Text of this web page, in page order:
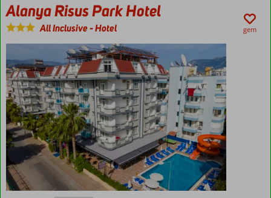
Alanya Risus Park Hotel
All Inclusive-Hotel gem